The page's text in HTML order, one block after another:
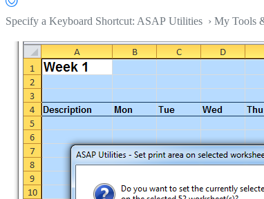
Specify a Keyboard Shortcut: ASAP Utilities › My Tools